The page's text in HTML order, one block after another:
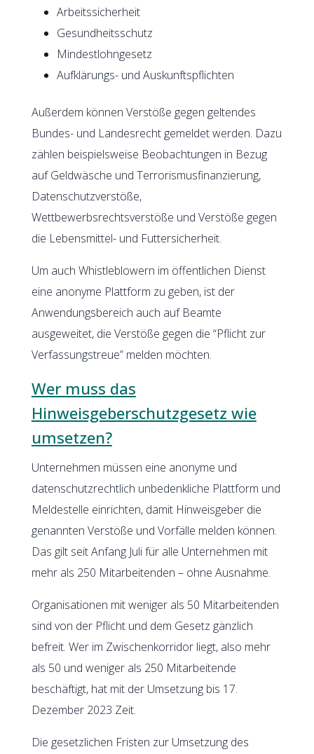
Arbeitssicherheit
Gesundheitsschutz
Mindestlohngesetz
Aufklärungs- und Auskunftspflichten
Außerdem können Verstöße gegen geltendes
Bundes- und Landesrecht gemeldet werden. Dazu
zählen beispielsweise Beobachtungen in Bezug
auf Geldwäsche und Terrorismusfinanzierung,
Datenschutzverstöße,
Wettbewerbsrechtsverstöße und Verstöße gegen
die Lebensmittel- und Futtersicherheit.
Um auch Whistleblowern im öffentlichen Dienst
eine anonyme Plattform zu geben, ist der
Anwendungsbereich auch auf Beamte
ausgeweitet, die Verstöße gegen die “Pflicht zur
Verfassungstreue” melden möchten.
Wer muss das
Hinweisgeberschutzgesetz wie
umsetzen?
Unternehmen müssen eine anonyme und
datenschutzrechtlich unbedenkliche Plattform und
Meldestelle einrichten, damit Hinweisgeber die
genannten Verstöße und Vorfälle melden können.
Das gilt seit Anfang Juli für alle Unternehmen mit
mehr als 250 Mitarbeitenden – ohne Ausnahme.
Organisationen mit weniger als 50 Mitarbeitenden
sind von der Pflicht und dem Gesetz gänzlich
befreit. Wer im Zwischenkorridor liegt, also mehr
als 50 und weniger als 250 Mitarbeitende
beschäftigt, hat mit der Umsetzung bis 17.
Dezember 2023 Zeit.
Die gesetzlichen Fristen zur Umsetzung des